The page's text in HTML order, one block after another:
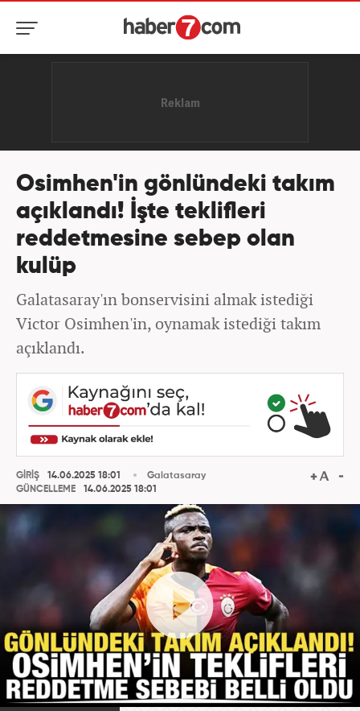
Osimhen'in gönlündeki takım
açıklandı! İşte teklifleri
reddetmesine sebep olan
kulüp
Galatasaray'ın bonservisini almak istediği
Victor Osimhen'in, oynamak istediği takım
açıklandı.
GİRİŞ
14.06.2025 18:01
GÜNCELLEME
14.06.2025 18:01
Galatasaray